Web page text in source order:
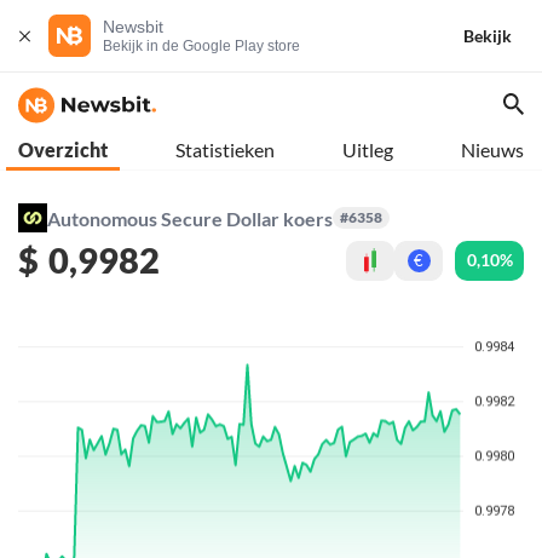
Newsbit
Bekijk in de Google Play store
Bekijk
Overzicht Statistieken Uitleg Nieuws
Autonomous Secure Dollar koers #6358
$ 0,9982 € 0,10%